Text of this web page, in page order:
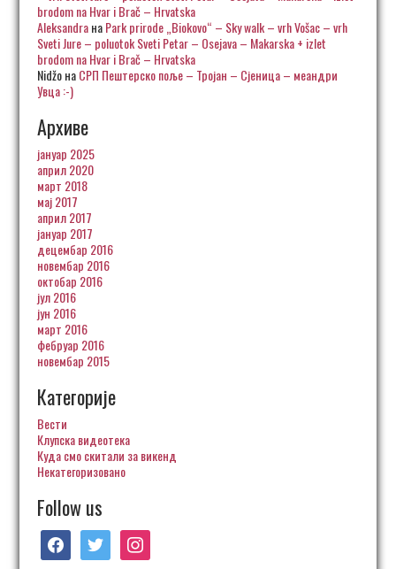
brodom na Hvar i Brač – Hrvatska
AleksandraнаPark prirode „Biokovo“ – Sky walk – vrh Vošac – vrh
Sveti Jure – poluotok Sveti Petar – Osejava – Makarska + izlet
brodom na Hvar i Brač – Hrvatska
NidžoнаСРП Пештерско поље – Тројан – Сјеница – меандри
Увца :-)
Архиве
јануар 2025
април 2020
март 2018
мај 2017
април 2017
јануар 2017
децембар 2016
новембар 2016
октобар 2016
јул 2016
јун 2016
март 2016
фебруар 2016
новембар 2015
Категорије
Вести
Клупска видеотека
Куда смо скитали за викенд
Некатегоризовано
Follow us
facebooktwitter instagram